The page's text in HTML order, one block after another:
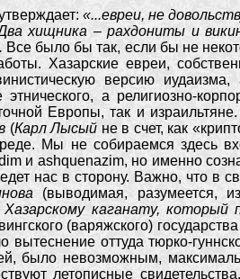
«...евреи, не
хищника – рахдониты и
Все было бы так, если бы не
Хазарские евреи,
версию иудаизма,
этнического, а религиозно-
Европы, так и
(Карл Лысый не в счет, как
Мы не собираемся здесь
и ashquenazim, но именно
нас в сторону. Важно, что в
(выводимая, разумеется,
каганату, который
(варяжского)
вытеснение оттуда тюрко-
было невозможным,
летописные